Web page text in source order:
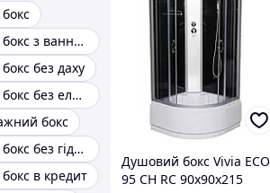
Душовий бокс з ванною
без даху
Душовий бокс без електроніки
бокс
Душовий бокс без гідромасажу
в кредит
Душовий бокс Vivia ECO
95 CH RC 90х90х215